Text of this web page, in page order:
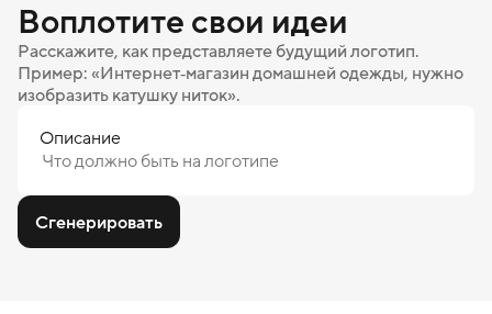
Воплотите свои идеи
Расскажите, как представляете будущий логотип.
Пример: «Интернет‑магазин домашней одежды, нужно
изобразить катушку ниток».
Описание
Сгенерировать